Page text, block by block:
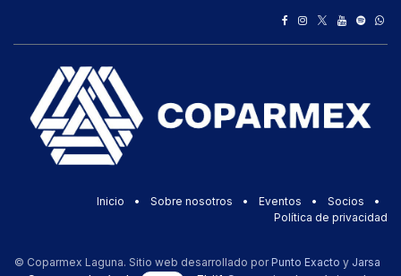
Inicio • Sobre nosotros • Eventos • Socios
•
Política de privacidad
© Coparmex Laguna. Sitio web desarrollado por Punto Exacto y Jarsa